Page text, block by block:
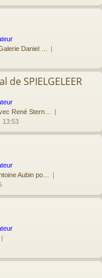
Daniel …
de SPIELGELEER
René Stern…
13:53
Aubin po…